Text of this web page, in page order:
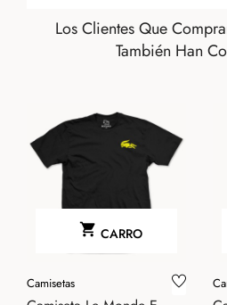
Los Clientes Que
También Han
 CARRO
Camisetas